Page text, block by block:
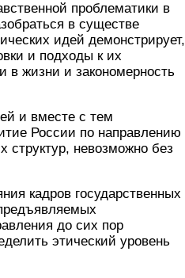
проблематики в
в существе
идей демонстрирует,
и подходы к их
в жизни и закономерность
и вместе с тем
России по направлению
структур, невозможно без
кадров государственных
до сих пор
этический уровень